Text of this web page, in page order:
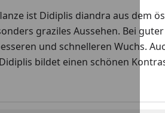
ist Didiplis diandra aus dem
graziles Aussehen. Bei
und schnelleren Wuchs.
bildet einen schönen